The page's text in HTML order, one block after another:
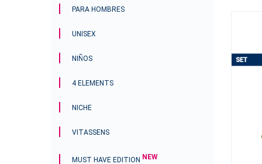
PARA HOMBRES
UNISEX
NIÑOS
4 ELEMENTS
NICHE
VITASSENS
MUST HAVE EDITION NEW
Todos
¿Qué